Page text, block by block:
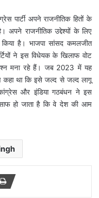
पार्टी अपने राजनीतिक हितों के
अपने राजनीतिक उद्देश्यों के लिए
किया है। भाजपा सांसद कमलजीत
ने इस विधेयक के खिलाफ वोट
मना रहे हैं। जब 2023 में यह
ने कहा था कि इसे जल्द से जल्द लागू
और इंडिया गठबंधन ने इस
हो जाता है कि वे देश की आम